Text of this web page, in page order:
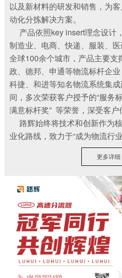
以及新材料的研发和销售，为
动化分拣解决方案。
产品依照key insert理念设计
制造业、电商、快递、服装、
全球100余个城市，产品主要支
政、德邦、申通等物流标杆企业
科捷、和进等知名物流系统集
间，多次荣获客户授予的“服务
满意标杆奖” 等荣誉，深受客户
路辉始终将技术和创新作为
业化路线，致力于“成为物流行
更多详细